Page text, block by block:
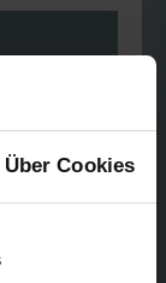
Über Cookies